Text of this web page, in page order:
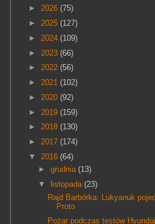
► 2026 (75)
► 2025 (127)
► 2024 (109)
► 2023 (66)
► 2022 (56)
► 2021 (102)
► 2020 (92)
► 2019 (159)
► 2018 (130)
► 2017 (174)
▼ 2016 (64)
► grudnia (13)
▼
listopada (23)
Rajd Barbórka: Lukyanuk
Proto
Pożar podczas testów